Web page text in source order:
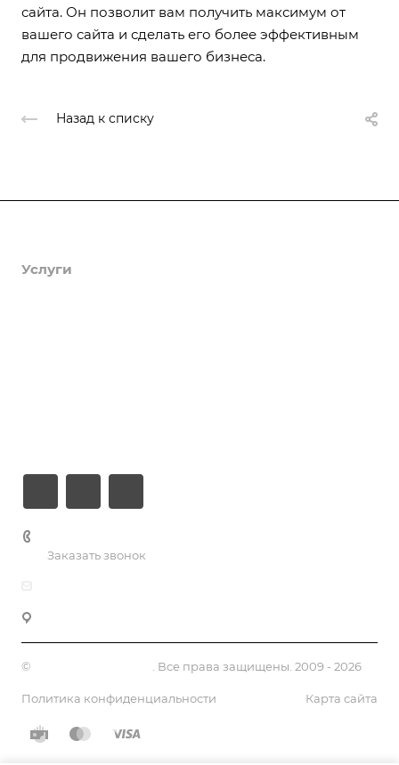
сайта. Он позволит вам получить максимум от
вашего сайта и сделать его более эффективным
для продвижения вашего бизнеса.
Назад к списку
Услуги
Заказать звонок
© . Все права защищены. 2009 - 2026
Политика конфиденциальности Карта сайта